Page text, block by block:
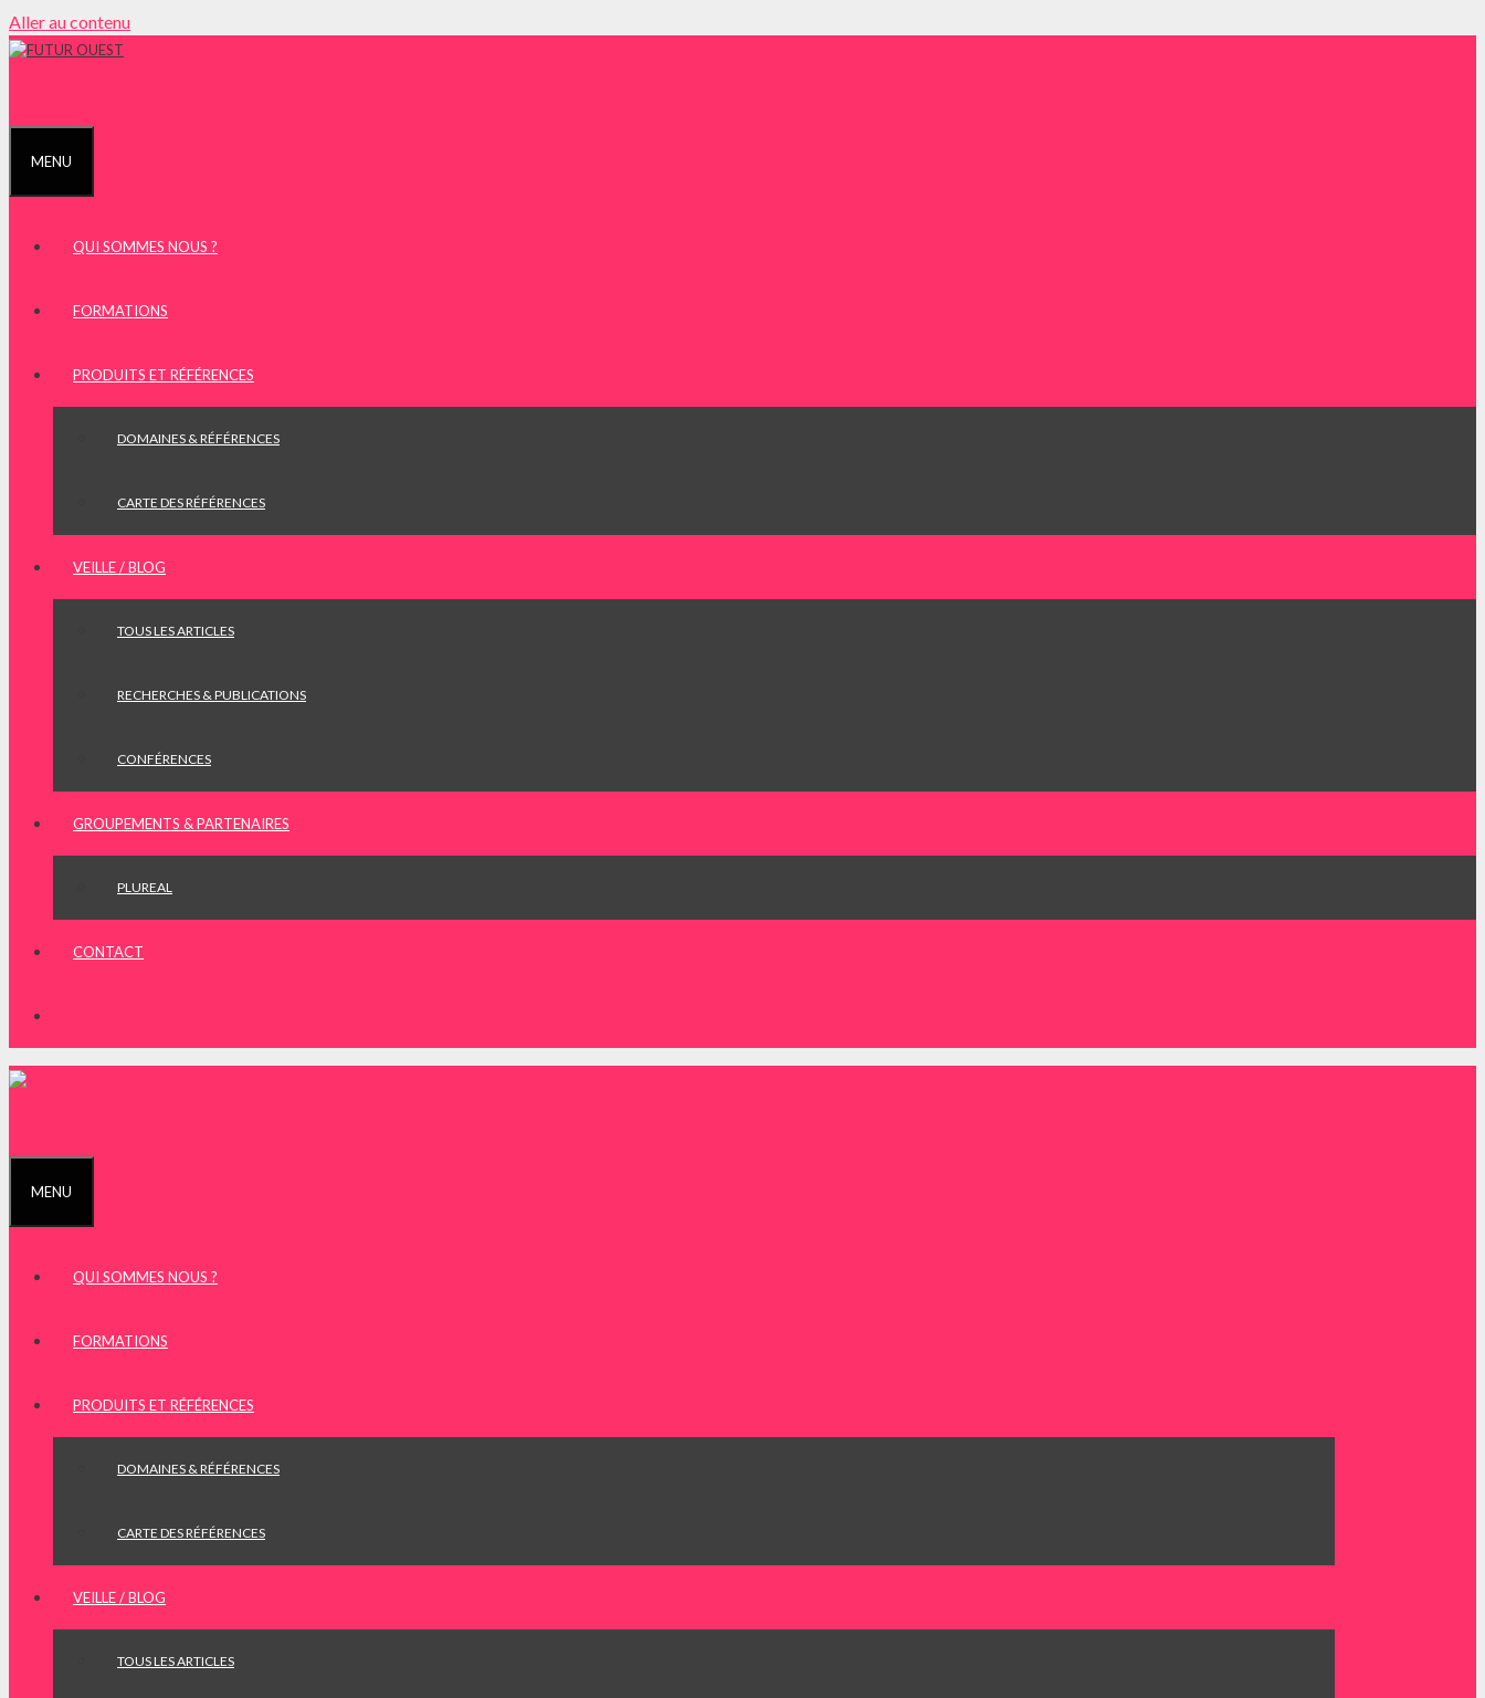
Aller au contenu
MENU
QUI SOMMES NOUS ?
FORMATIONS
PRODUITS ET RÉFÉRENCES
DOMAINES & RÉFÉRENCES
CARTE DES RÉFÉRENCES
VEILLE / BLOG
TOUS LES ARTICLES
RECHERCHES & PUBLICATIONS
CONFÉRENCES
GROUPEMENTS & PARTENAIRES
PLUREAL
CONTACT
MENU
QUI SOMMES NOUS ?
FORMATIONS
PRODUITS ET RÉFÉRENCES
DOMAINES & RÉFÉRENCES
CARTE DES RÉFÉRENCES
VEILLE / BLOG
TOUS LES ARTICLES